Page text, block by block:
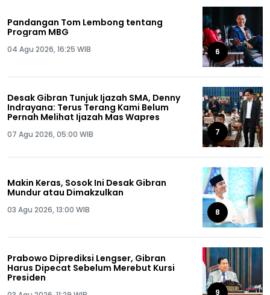
Pandangan Tom Lembong tentang
Program MBG
04 Agu 2026, 16:25 WIB 6
Desak Gibran Tunjuk Ijazah SMA, Denny
Indrayana: Terus Terang Kami Belum
Pernah Melihat Ijazah Mas Wapres
07 Agu 2026, 05:00 WIB 7
Makin Keras, Sosok Ini Desak Gibran
Mundur atau Dimakzulkan
03 Agu 2026, 13:00 WIB 8
Prabowo Diprediksi Lengser, Gibran
Harus Dipecat Sebelum Merebut Kursi
Presiden
9